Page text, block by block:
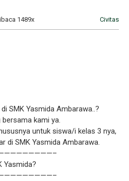
1489x Civitas
SMK Yasmida Ambarawa..?
kami ya.
untuk siswa/i kelas 3 nya,
di SMK Yasmida Ambarawa.
Yasmida?